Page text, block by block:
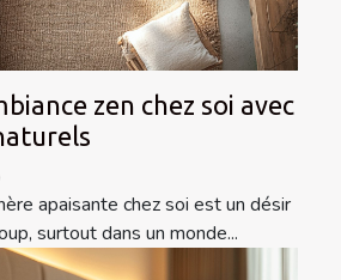
zen chez soi avec
apaisante chez soi est un désir
surtout dans un monde...